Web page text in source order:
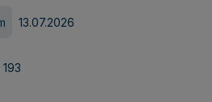
13.07.2026
193